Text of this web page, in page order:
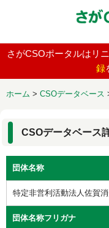
さがCSOポータルはリ
録
ホーム > CSOデータベース
CSOデータベース
団体名称
特定非営利活動法人佐賀
団体名称フリガナ